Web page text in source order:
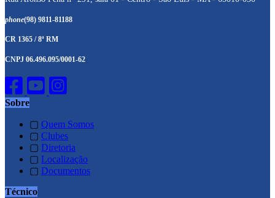
phone(98) 9811-81188
CR 1365 / 8ª RM
CNPJ 06.496.095/0001-62
Sobre
▢ Quem Somos
▢ Clubes
▢ Diretoria
▢ Localização
▢ Documentos
Técnico